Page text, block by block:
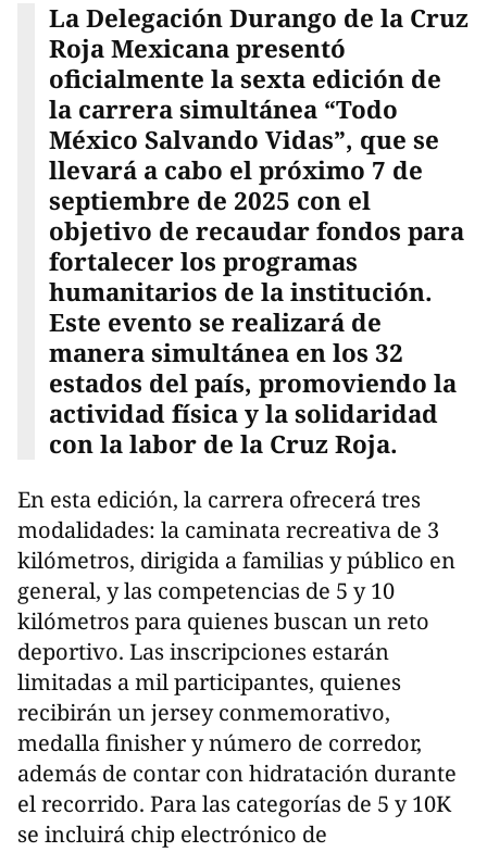
La Delegación Durango de la Cruz
Roja Mexicana presentó
oficialmente la sexta edición de
la carrera simultánea “Todo
México Salvando Vidas”, que se
llevará a cabo el próximo 7 de
septiembre de 2025 con el
objetivo de recaudar fondos para
fortalecer los programas
humanitarios de la institución.
Este evento se realizará de
manera simultánea en los 32
estados del país, promoviendo la
actividad física y la solidaridad
con la labor de la Cruz Roja.
En esta edición, la carrera ofrecerá tres
modalidades: la caminata recreativa de 3
kilómetros, dirigida a familias y público en
general, y las competencias de 5 y 10
kilómetros para quienes buscan un reto
deportivo. Las inscripciones estarán
limitadas a mil participantes, quienes
recibirán un jersey conmemorativo,
medalla finisher y número de corredor,
además de contar con hidratación durante
el recorrido. Para las categorías de 5 y 10K
se incluirá chip electrónico de